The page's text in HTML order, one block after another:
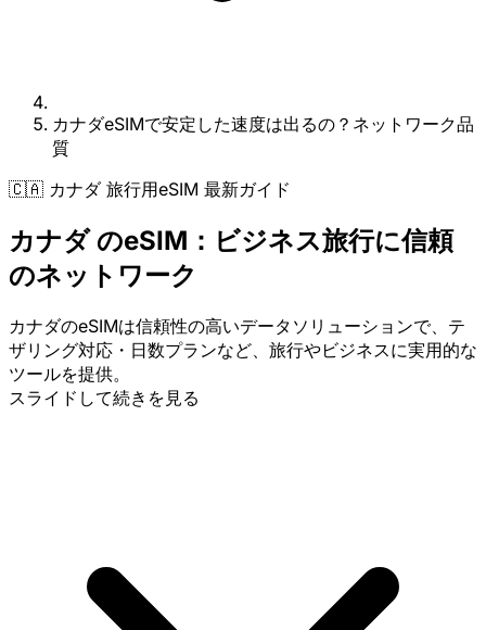
カナダeSIMで安定した速度は出るの？ネットワーク品
質
🇨🇦 カナダ 旅行用eSIM 最新ガイド
カナダ のeSIM：ビジネス旅行に信頼
のネットワーク
カナダのeSIMは信頼性の高いデータソリューションで、テ
ザリング対応・日数プランなど、旅行やビジネスに実用的な
ツールを提供。
スライドして続きを見る